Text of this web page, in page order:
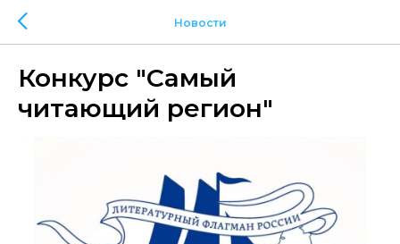
Новости
Конкурс "Самый
читающий регион"